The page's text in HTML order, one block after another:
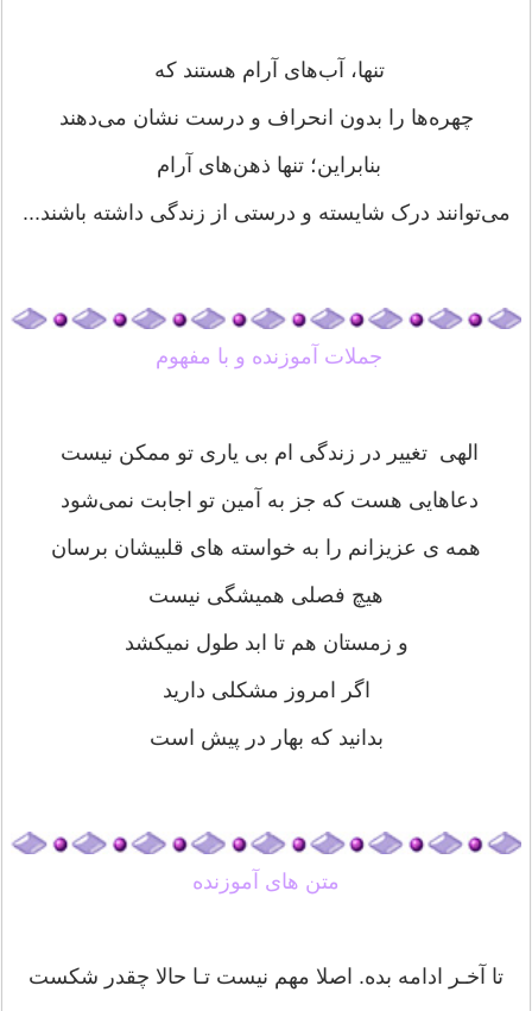
‌‌‌تنها، آب‌های آرام هستند که
چهره‌ها را بدون انحراف و درست نشان می‌دهند
بنابراین؛ تنها ذهن‌های آرام
می‌توانند درک‌ شایسته و‌ درستی از زندگی داشته‌ باشند...
جملات آموزنده و با مفهوم
الهی تغییر در زندگی ام بی یاری تو ممکن نیست
دعاهایی هست که جز به آمین تو اجابت نمی‌شود
همه ی عزیزانم را به خواسته های قلبیشان برسان
هیچ فصلی همیشگی نیست
و زمستان هم تا ابد طول نمیکشد
اگر امروز مشكلى داريد
بدانيد که بهار در پيش است
متن های آموزنده
تا آخـر ادامه بده. اصلا مهم نیست تـا حالا چقدر شکست